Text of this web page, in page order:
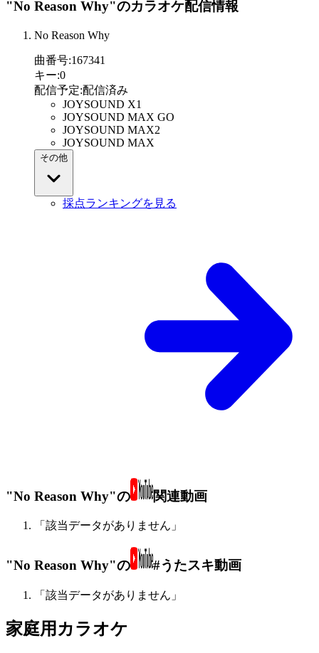
"No Reason Why"のカラオケ配信情報
No Reason Why
曲番号:167341
キー:0
配信予定:配信済み
JOYSOUND X1
JOYSOUND MAX GO
JOYSOUND MAX2
JOYSOUND MAX
その他
採点ランキングを見る
"No Reason Why"の 関連動画
「該当データがありません」
"No Reason Why"の #うたスキ動画
「該当データがありません」
家庭用カラオケ